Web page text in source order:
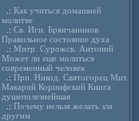
.: Как учиться домашней
молитве
.: Св. Игн. Брянчанинов
Правильное состояние духа
.: Митр. Сурожск. Антоний
Может ли еще молиться
современный человек
.: Прп. Никод. Святогорец Мит.
Макарий Коринфский Книга
душеполезнейшая
.: Почему нельзя желать зла
другим